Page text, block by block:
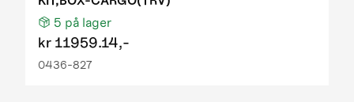
5 på lager
kr 11959.14,-
0436-827